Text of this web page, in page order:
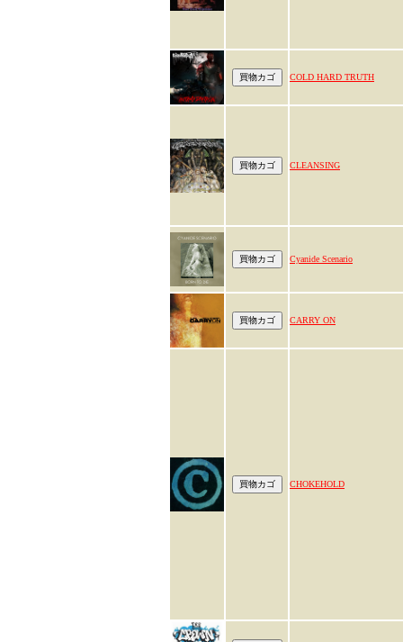
COLD HARD TRUTH
CLEANSING
Cyanide Scenario
CARRY ON
CHOKEHOLD